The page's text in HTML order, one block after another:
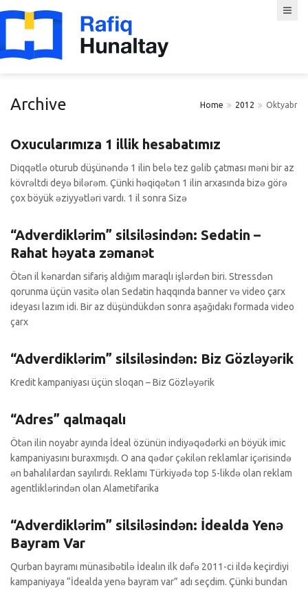
Archive Home 2012 Oktyabr
Köşə yazıları
Oxucularımıza 1 illik hesabatımız
Diqqətlə oturub düşünəndə 1 ilin belə tez gəlib çatması məni bir az
kövrəltdi deyə bilərəm. Çünki həqiqətən 1 ilin arxasında bizə görə
çox böyük əziyyətləri vardı. 1 il sonra Sizə
Adverdiklərim 0 Şərhlər
“Adverdiklərim” silsiləsindən: Sedatin –
Rahat həyata zəmanət
Ötən il kənardan sifariş aldığım maraqlı işlərdən biri. Stressdən
qorunma üçün vasitə olan Sedatin haqqında banner və video çarx
ideyası lazım idi. Bir az düşündükdən sonra aşağıdakı formada video
çarxAdverdiklərim
“Adverdiklərim” silsiləsindən: Biz Gözləyərik
Kredit kampaniyası üçün sloqan – Biz Gözləyərik
Köşə yazıları 0 Şərhlər
“Adres” qalmaqalı
Ötən ilin noyabr ayında İdeal özünün indiyəqədərki ən böyük imic
kampaniyasını buraxmışdı. O ana qədər çəkilən reklamlar içərisində
ən bahalılardan sayılırdı. Reklamı Türkiyədə top 5-likdə olan reklam
agentliklərindən olan Alametifarika
Adverdiklərim 0 Şərhlər
“Adverdiklərim” silsiləsindən: İdealda Yenə
Bayram Var
Qurban bayramı münasibətilə İdealın ilk dəfə 2011-ci ildə keçirdiyi
kampaniyaya “İdealda yenə bayram var” adı seçdim. Çünki bundan